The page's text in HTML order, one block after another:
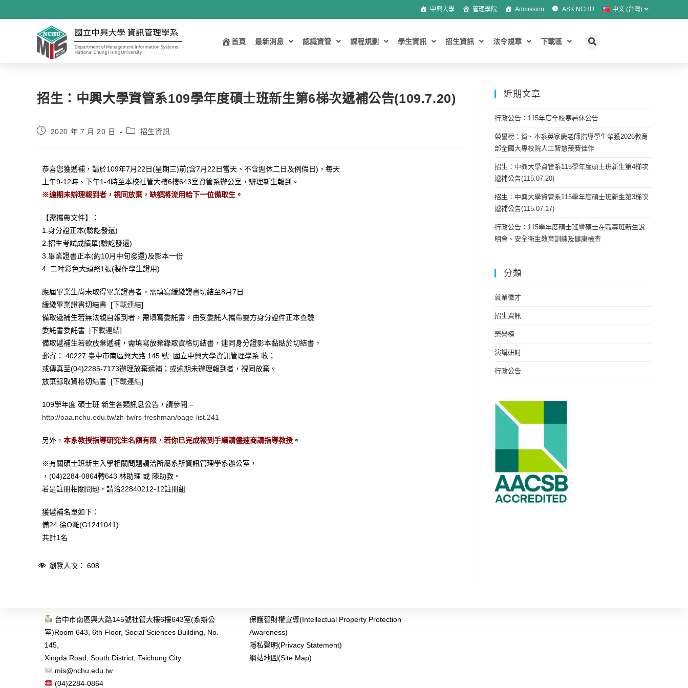
中興大學 管理學院 Admission ASK NCHU 中文 (台灣)
首頁 最新消息 認識資管 課程規劃 學生資訊 招生資訊 法令規章 下載區
招生：中興大學資管系109學年度碩士班新生第6梯次遞補公告(109.7.20)
2020 年 7 月 20 日 招生資訊
恭喜您獲遞補，請於109年7月22日(星期三)前(含7月22日當天、不含週休二日及例假日)，每天
上午9-12時、下午1-4時至本校社管大樓6樓643室資管系辦公室，辦理新生報到。
※逾期未辦理報到者，視同放棄，缺額將流用給下一位備取生 。
【需攜帶文件】：
1.身分證正本(驗訖發還)
2.招生考試成績單(驗訖發還)
3.畢業證書正本(約10月中旬發還)及影本一份
4. 二吋彩色大頭照1張(製作學生證用)
應屆畢業生尚未取得畢業證書者，需填寫緩繳證書切結至8月7日
緩繳畢業證書切結書 [下載連結]
備取遞補生若無法親自報到者，需填寫委託書，由受委託人攜帶雙方身分證件正本查驗
委託書委託書 [下載連結]
備取遞補生若欲放棄遞補，需填寫放棄錄取資格切結書，連同身分證影本黏貼於切結書，
郵寄： 40227 臺中市南區興大路 145 號 國立中興大學資訊管理學系 收；
或傳真至(04)2285-7173辦理放棄遞補；或逾期未辦理報到者，視同放棄。
放棄錄取資格切結書 [下載連結]
109學年度 碩士班 新生各類訊息公告，請參閱 –
http://oaa.nchu.edu.tw/zh-tw/rs-freshman/page-list.241
另外， 本系教授指導研究生名額有限，若你已完成報到手續請儘速商請指導教授 。
※有關碩士班新生入學相關問題請洽所屬系所資訊管理學系辦公室，
，(04)2284-0864轉643 林助理 或 陳助教。
若是註冊相關問題，請洽22840212-12註冊組
獲遞補名單如下：
備24 徐O濰(G1241041)
共計1名
瀏覽人次： 608
近期文章
行政公告：115年度全校寒暑休公告
榮譽榜：賀~ 本系英家慶老師指導學生榮獲2026教育
部全國大專校院人工智慧競賽佳作
招生：中興大學資管系115學年度碩士班新生第4梯次
遞補公告(115.07.20)
招生：中興大學資管系115學年度碩士班新生第3梯次
遞補公告(115.07.17)
行政公告：115學年度碩士班暨碩士在職專班新生說
明會、安全衛生教育訓練及健康檢查
分類
就業徵才
招生資訊
榮譽榜
演講研討
行政公告
台中市南區興大路145號社管大樓6樓643室(系辦公
室)Room 643, 6th Floor, Social Sciences Building, No.
145,
Xingda Road, South District, Taichung City
mis@nchu.edu.tw
(04)2284-0864
保護智財權宣導(Intellectual Property Protection
Awareness)
隱私聲明(Privacy Statement)
網站地圖(Site Map)